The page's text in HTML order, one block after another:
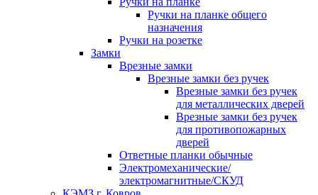
Ручки на планке общего
назначения
Ручки на розетке
Замки
Врезные замки
Врезные замки без ручек
Врезные замки без ручек
для металлических дверей
Врезные замки без ручек
для противопожарных
дверей
Ответные планки обычные
Электромеханические/
электромагнитные/СКУД